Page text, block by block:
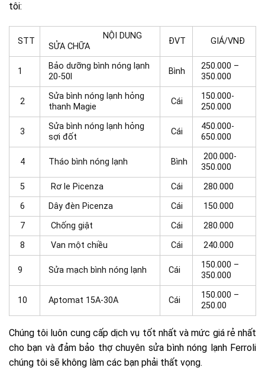
tôi:
STT
NỘI DUNG
SỬA CHỮA
ĐVT GIÁ/VNĐ
1
Bảo dưỡng bình nóng lạnh
20-50l
Bình
250.000 –
350.000
2
Sửa bình nóng lạnh hỏng
thanh Magie
Cái
150.000-
250.000
3
Sửa bình nóng lạnh hỏng
sợi đốt
Cái
450.000-
650.000
4 Tháo bình nóng lạnh Bình
200.000-
350.000
5
Rơ le Picenza Cái
280.000
6
Dây đèn Picenza Cái
150.000
7
Chống giật Cái
280.000
8
Van một chiều Cái 240.000
9 Sửa mạch bình nóng lạnh Cái
150.000 –
350.000
10 Aptomat 15A-30A Cái
150.000 –
250.00
Chúng tôi luôn cung cấp dịch vụ tốt nhất và mức giá rẻ nhất
cho bạn và đảm bảo thợchuyên sửa bình nóng lạnh Ferroli
chúng tôi sẽ không làm các bạn phải thất vọng.